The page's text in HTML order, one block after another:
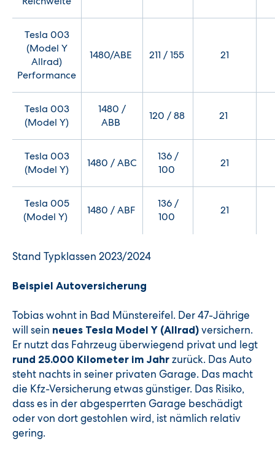
Tesla 003
(Model Y
Allrad)
Performance
1480/ABE 211 / 155 21
Tesla 003
(Model Y)
1480 /
ABB
120 / 88 21
Tesla 003
(Model Y)
1480 / ABC
136 /
100
21
Tesla 005
(Model Y)
1480 / ABF
136 /
100
21
Stand Typklassen 2023/2024
Beispiel Autoversicherung
Tobias wohnt in Bad Münstereifel. Der 47-Jährige
will sein neues Tesla Model Y (Allrad) versichern.
Er nutzt das Fahrzeug überwiegend privat und legt
rund 25.000 Kilometer im Jahr zurück. Das Auto
steht nachts in seiner privaten Garage. Das macht
die Kfz-Versicherung etwas günstiger. Das Risiko,
dass es in der abgesperrten Garage beschädigt
oder von dort gestohlen wird, ist nämlich relativ
gering.